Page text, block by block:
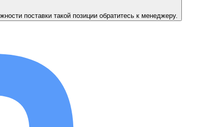
поставки такой позиции обратитесь к менеджеру.